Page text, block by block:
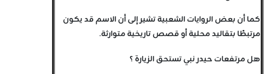
كما أن بعض الروايات الشعبية تشير إلى أن الاسم قد يكون
مرتبطًا بتقاليد محلية أو قصص تاريخية متوارثة.
هل مرتفعات حيدر نبي تستحق الزيارة ؟